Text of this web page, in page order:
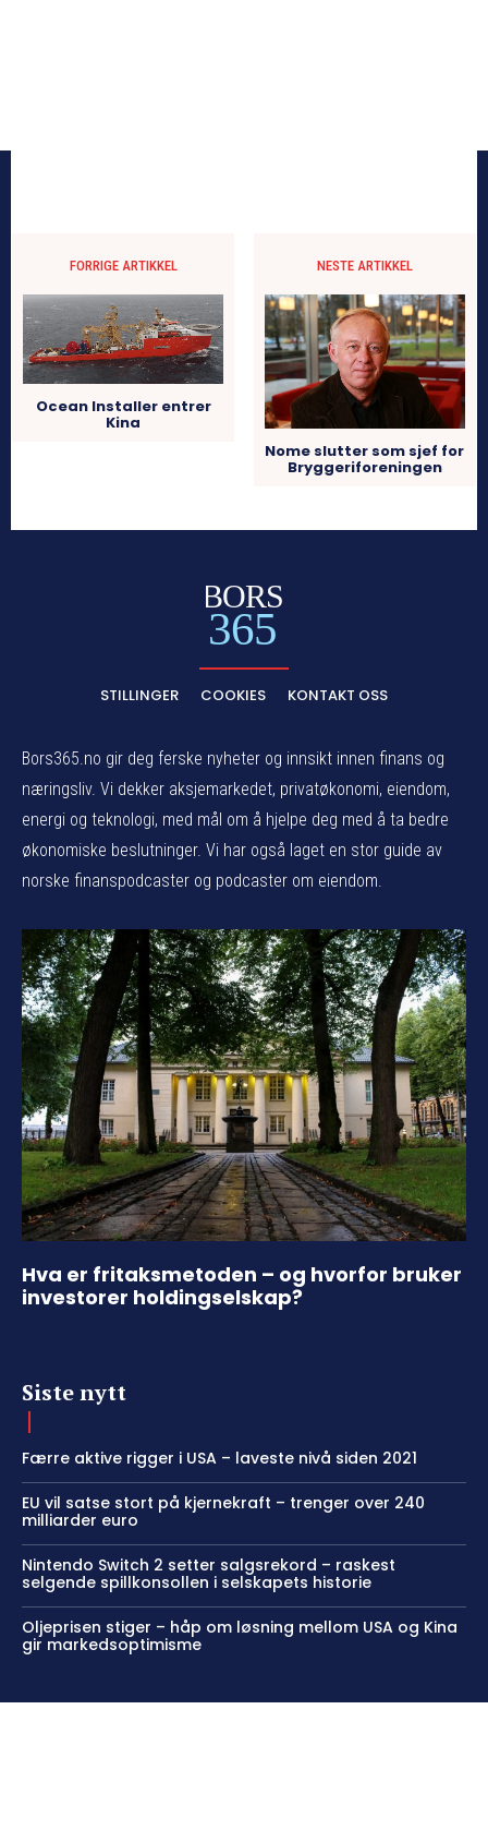
FORRIGE ARTIKKEL
Ocean Installer entrer
Kina
NESTE ARTIKKEL
Nome slutter som sjef for
Bryggeriforeningen
BORS
365
STILLINGER COOKIES KONTAKT OSS
Bors365.no gir deg ferske nyheter og innsikt innen finans og
næringsliv. Vi dekker aksjemarkedet, privatøkonomi, eiendom,
energi og teknologi, med mål om å hjelpe deg med å ta bedre
økonomiske beslutninger. Vi har også laget en stor guide av
norske finanspodcaster og podcaster om eiendom.
Hva er fritaksmetoden – og hvorfor bruker
investorer holdingselskap?
Siste nytt
Færre aktive rigger i USA – laveste nivå siden 2021
EU vil satse stort på kjernekraft – trenger over 240
milliarder euro
Nintendo Switch 2 setter salgsrekord – raskest
selgende spillkonsollen i selskapets historie
Oljeprisen stiger – håp om løsning mellom USA og Kina
gir markedsoptimisme